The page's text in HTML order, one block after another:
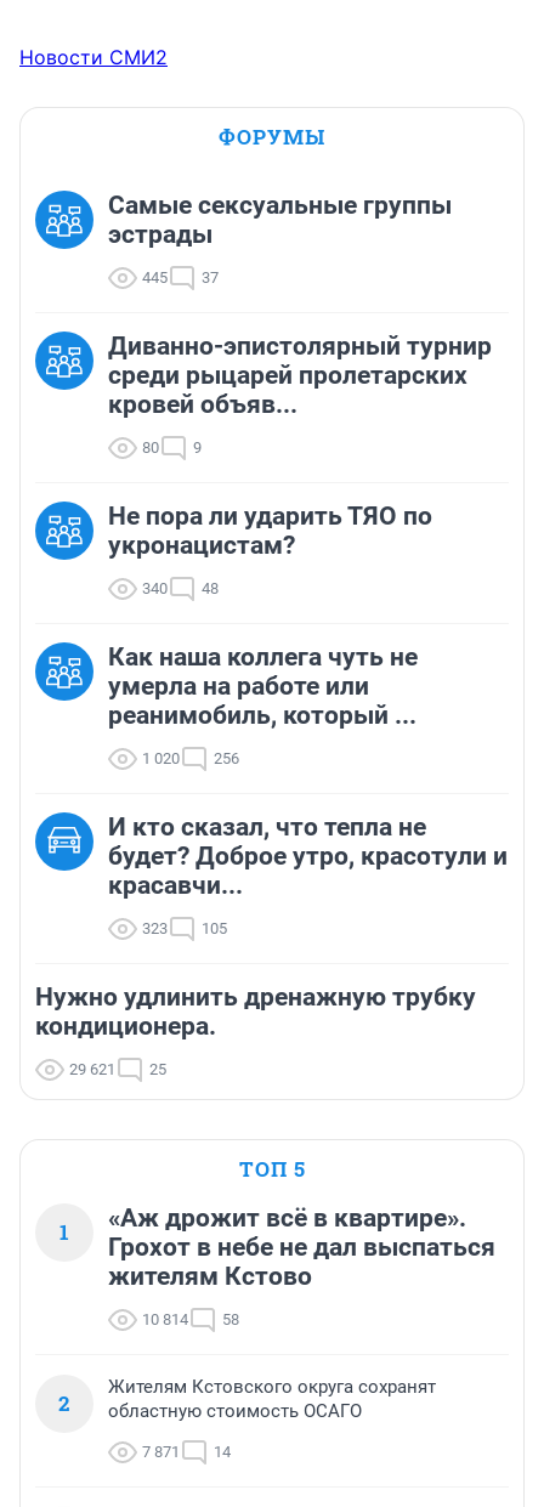
Новости СМИ2
ФОРУМЫ
Самые сексуальные группы
эстрады
445 37
Диванно-эпистолярный турнир
среди рыцарей пролетарских
кровей объяв...
80 9
Не пора ли ударить ТЯО по
укронацистам?
340 48
Как наша коллега чуть не
умерла на работе или
реанимобиль, который ...
1 020 256
И кто сказал, что тепла не
будет? Доброе утро, красотули и
красавчи...
323 105
Нужно удлинить дренажную трубку
кондиционера.
29 621 25
ТОП 5
1
«Аж дрожит всё в квартире».
Грохот в небе не дал выспаться
жителям Кстово
10 814 58
2
Жителям Кстовского округа сохранят
областную стоимость ОСАГО
7 871 14